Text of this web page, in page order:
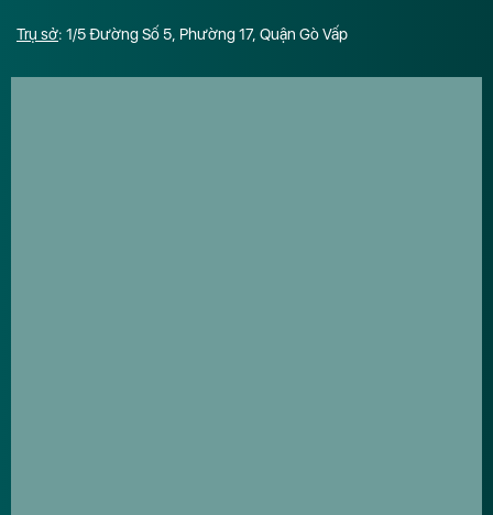
Trụ sở: 1/5 Đường Số 5, Phường 17, Quận Gò Vấp